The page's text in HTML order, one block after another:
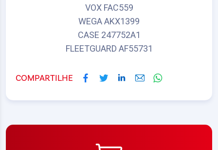
VOX FAC559
WEGA AKX1399
CASE 247752A1
FLEETGUARD AF55731
COMPARTILHE